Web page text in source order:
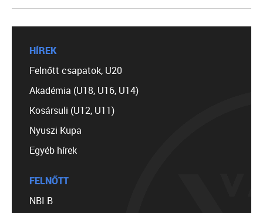
HÍREK
Felnőtt csapatok, U20
Akadémia (U18, U16, U14)
Kosársuli (U12, U11)
Nyuszi Kupa
Egyéb hírek
FELNŐTT
NBI B